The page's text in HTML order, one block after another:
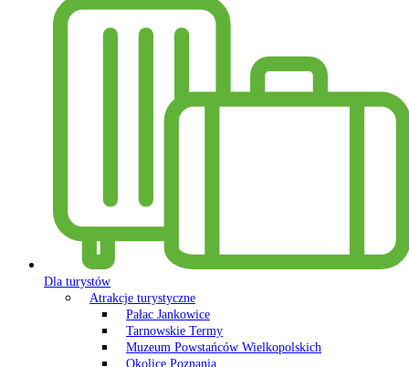
Dla turystów
Atrakcje turystyczne
Pałac Jankowice
Tarnowskie Termy
Muzeum Powstańców Wielkopolskich
Okolice Poznania